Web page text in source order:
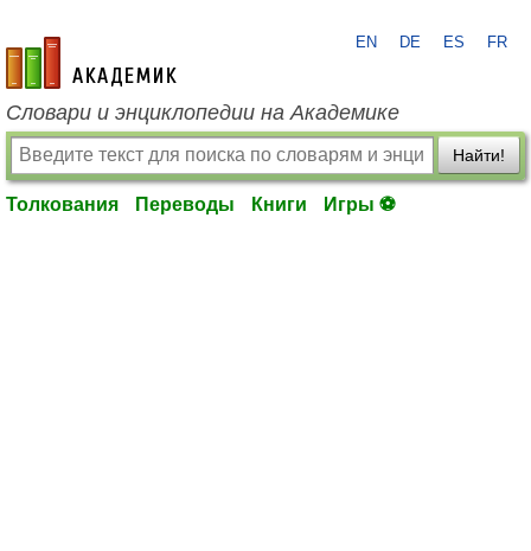
academic.ru
EN DE ES FR
Словари и энциклопедии на Академике
Найти!
Толкования Переводы Книги Игры ⚽